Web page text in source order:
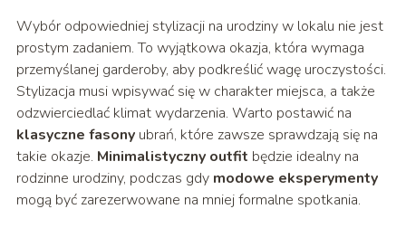
Wybór odpowiedniej stylizacji na urodziny w lokalu nie jest
prostym zadaniem. To wyjątkowa okazja, która wymaga
przemyślanej garderoby, aby podkreślić wagę uroczystości.
Stylizacja musi wpisywać się w charakter miejsca, a także
odzwierciedlać klimat wydarzenia. Warto postawić na
klasyczne fasonyubrań, które zawsze sprawdzają się na
takie okazje. Minimalistyczny outfit będzie idealny na
rodzinne urodziny, podczas gdy modowe eksperymenty
mogą być zarezerwowane na mniej formalne spotkania.